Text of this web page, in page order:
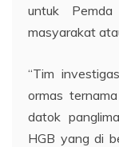
untuk
masyarakat
“Tim
ormas
datok
HGB yang di